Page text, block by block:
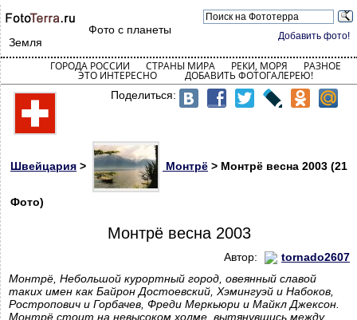
Добавить фото!
Фото с планеты
Земля
ГОРОДА РОССИИ СТРАНЫ МИРА РЕКИ, МОРЯ РАЗНОЕ
ЭТО ИНТЕРЕСНО ДОБАВИТЬ ФОТОГАЛЕРЕЮ!
Поделиться:
Швейцария > Монтрё > Монтрё весна 2003 (21
Фото)
Монтрё весна 2003
Автор:
tornado2607
Монтрё, Небольшой курортный город, овеянный славой
таких имен как Байрон Достоевский, Хэмингуэй и Набоков,
Ростропович и Горбачев, Фреди Меркьюри и Майкл Джексон.
Монтрё стоит на невысоком холме, вытянувшись между